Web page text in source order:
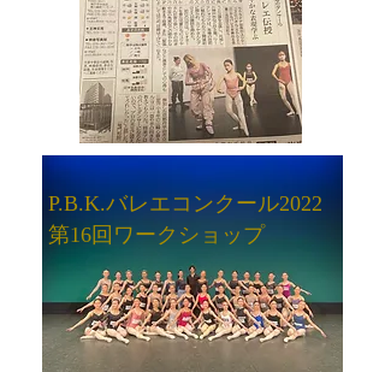
P.B.K.バレエコンクール2022
​第16回ワークショップ